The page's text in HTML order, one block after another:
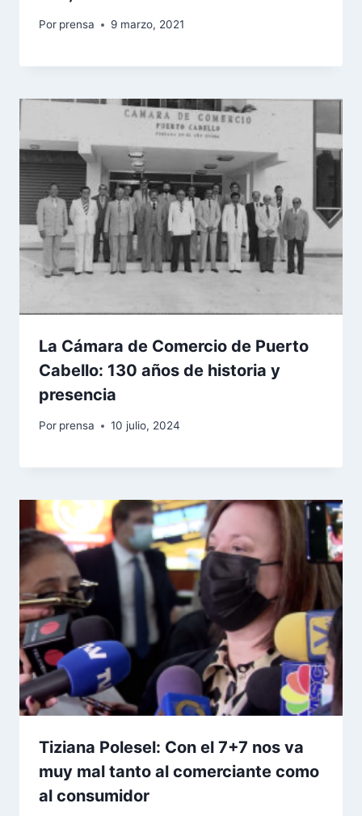
Por prensa 9 marzo, 2021
La Cámara de Comercio de Puerto
Cabello: 130 años de historia y
presencia
Por prensa 10 julio, 2024
Tiziana Polesel: Con el 7+7 nos va
muy mal tanto al comerciante como
al consumidor